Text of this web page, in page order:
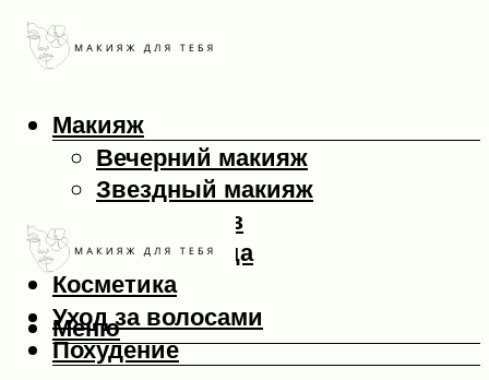
Макияж
Вечерний макияж
Звездный макияж
Макияж глаз
Макияж лица
Косметика
Уход за волосами
Похудение
Меню